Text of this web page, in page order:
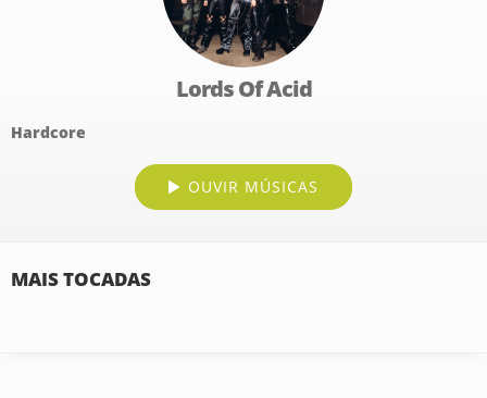
Lords Of Acid
Hardcore
OUVIR MÚSICAS
MAIS TOCADAS